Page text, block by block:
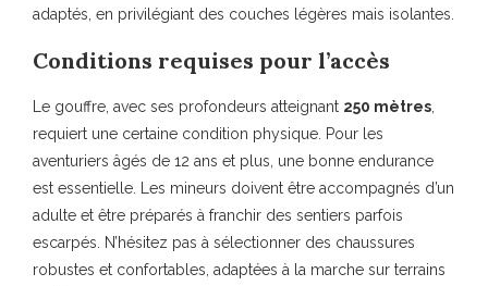
adaptés, en privilégiant des couches légères mais isolantes.
Conditions requises pour l’accès
Le gouffre, avec ses profondeurs atteignant 250 mètres
requiert une certaine condition physique. Pour les
aventuriers âgés de 12 ans et plus, une bonne endurance
est essentielle. Les mineurs doivent être accompagnés d’un
adulte et être préparés à franchir des sentiers parfois
escarpés. N’hésitez pas à sélectionner des chaussures
robustes et confortables, adaptées à la marche sur terrains